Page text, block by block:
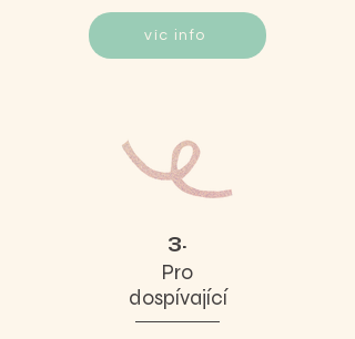
víc info
3.
Pro
dospívající